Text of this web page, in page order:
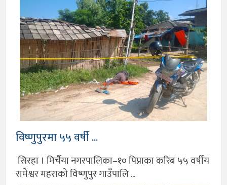
विष्णुपुरमा ५५ वर्षी ...
सिरहा । मिर्चैया नगरपालिका–१० पिप्राका करिब ५५ वर्षीय
रामेश्वर महराको विष्णुपुर गाउँपालि ...